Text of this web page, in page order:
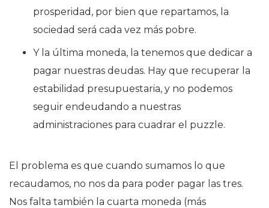
prosperidad, por bien que repartamos, la
sociedad será cada vez más pobre.
Y la última moneda, la tenemos que dedicar a
pagar nuestras deudas. Hay que recuperar la
estabilidad presupuestaria, y no podemos
seguir endeudando a nuestras
administraciones para cuadrar el puzzle.
El problema es que cuando sumamos lo que
recaudamos, no nos da para poder pagar las tres.
Nos falta también la cuarta moneda (más